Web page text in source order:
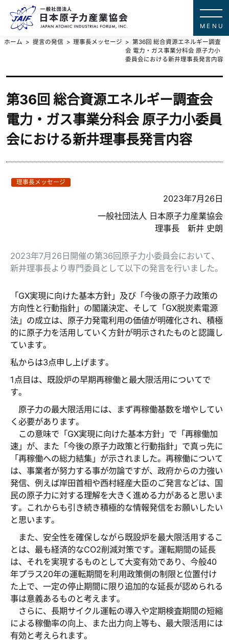
ホーム 提言の発信 理事長メッセージ
第36回 総合資源エネルギー調査
会 電力・ガス事業分科会 原子力小
委員会における新井理事長発言内容
第36回 総合資源エネルギー調査会
電力・ガス事業分科会 原子力小委員
会における新井理事長発言内容
理事長メッセージ
2023年7月26日
一般社団法人 日本原子力産業協会
理事長 新井 史朗
2023年7月26日開催の第36回原子力小委員会において、
新井理事長より専門委員として以下の発言を行いました。
「GX実現に向けた基本方針」及び「今後の原子力政策の
方向性と行動指針」の閣議決定、そして「GX脱炭素電源
法」の成立は、原子力発電利用の価値が明確化され、積極
的に原子力を活用していく方針が明示されたものと認識し
ています。
私からは3点申し上げます。
1点目は、既設炉の早期再稼働と最大限活用についてで
す。
原子力の最大限活用には、まず再稼働基数を増やしてい
く必要があります。
この意味で「GX実現に向けた基本方針」で「再稼働加
速」が、また「今後の原子力政策と行動指針」で真っ先に
「再稼働への総力結集」が示されました。再稼働について
は、事業者が努力する事が勿論ですが、政府からの力強い
発信、例えば岸田首相や西村経産大臣のご発言などは、国
民の原子力に対する理解を大きく進める力があると思いま
す。これからも引き続き積極的な情報発信をお願いしたい
と思います。
また、安全性を確保しながら既設炉を最大限活用するこ
とは、最も経済的なCO2削減対策です。運転期間の延長
は、それを実現するものとして大変有効であり、今般40
年プラス20年の運転期間を利用政策側の制限と位置付け
た上で、一定の停止期間に限り追加的な延長が認められる
事は意義あるものと考えます。
さらに、長期サイクル運転の導入や定期検査期間の短縮
による稼働率の向上、また出力向上等も、最大限活用には
有効と考えられます。